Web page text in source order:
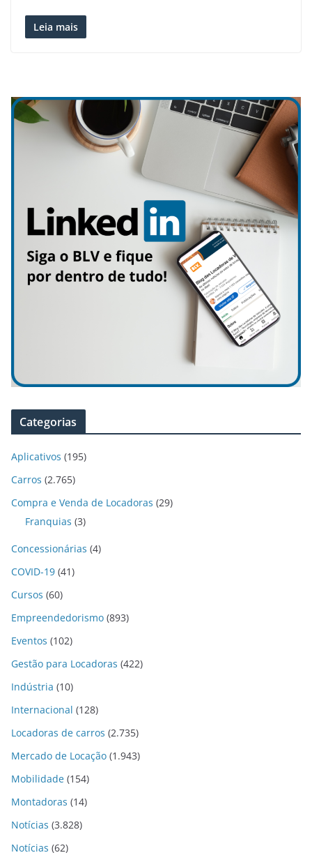
Leia mais
Categorias
Aplicativos (195)
Carros (2.765)
Compra e Venda de Locadoras (29)
Franquias (3)
Concessionárias (4)
COVID-19 (41)
Cursos (60)
Empreendedorismo (893)
Eventos (102)
Gestão para Locadoras (422)
Indústria (10)
Internacional (128)
Locadoras de carros (2.735)
Mercado de Locação (1.943)
Mobilidade (154)
Montadoras (14)
Notícias (3.828)
Notícias (62)